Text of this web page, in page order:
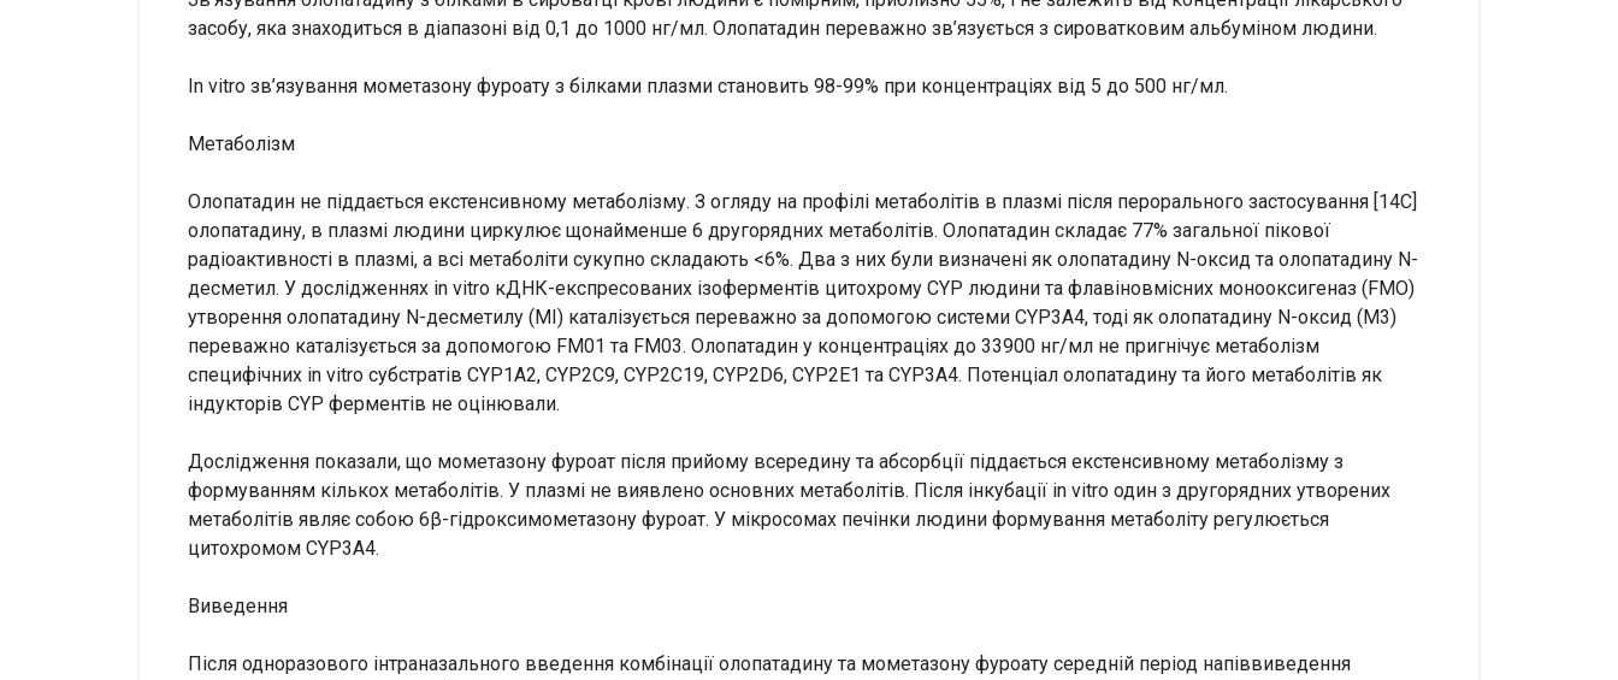
засобу, яка знаходиться в діапазоні від 0,1 до 1000 нг/мл. Олопатадин переважно зв’язується з сироватковим альбуміном людини.
In vitro зв’язування мометазону фуроату з білками плазми становить 98-99% при концентраціях від 5 до 500 нг/мл.
Метаболізм
Олопатадин не піддається екстенсивному метаболізму. З огляду на профілі метаболітів в плазмі після перорального застосування [14С]
олопатадину, в плазмі людини циркулює щонайменше 6 другорядних метаболітів. Олопатадин складає 77% загальної пікової
радіоактивності в плазмі, а всі метаболіти сукупно складають <6%. Два з них були визначені як олопатадину N-оксид та олопатадину N-
десметил. У дослідженнях in vitro кДНК-експресованих ізоферментів цитохрому CYP людини та флавіновмісних монооксигеназ (FMO)
утворення олопатадину N-десметилу (MI) каталізується переважно за допомогою системи CYP3A4, тоді як олопатадину N-оксид (M3)
переважно каталізується за допомогою FM01 та FM03. Олопатадин у концентраціях до 33900 нг/мл не пригнічує метаболізм
специфічних in vitro субстратів CYP1A2, CYP2C9, CYP2C19, CYP2D6, CYP2E1 та CYP3A4. Потенціал олопатадину та його метаболітів як
індукторів CYP ферментів не оцінювали.
Дослідження показали, що мометазону фуроат після прийому всередину та абсорбції піддається екстенсивному метаболізму з
формуванням кількох метаболітів. У плазмі не виявлено основних метаболітів. Після інкубації in vitro один з другорядних утворених
метаболітів являє собою 6β-гідроксимометазону фуроат. У мікросомах печінки людини формування метаболіту регулюється
цитохромом CYP3A4.
Виведення
Після одноразового інтраназального введення комбінації олопатадину та мометазону фуроату середній період напіввиведення